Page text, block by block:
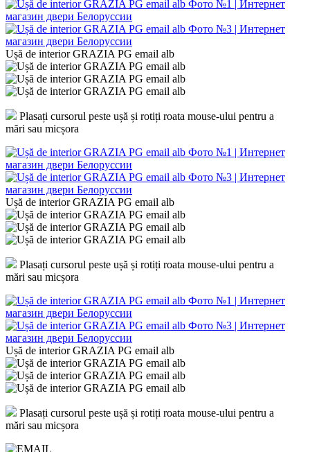
Ușă de interior GRAZIA PG email alb
Plasați cursorul peste ușă și rotiți roata mouse-ului pentru a
mări sau micșora
Ușă de interior GRAZIA PG email alb
Plasați cursorul peste ușă și rotiți roata mouse-ului pentru a
mări sau micșora
Ușă de interior GRAZIA PG email alb
Plasați cursorul peste ușă și rotiți roata mouse-ului pentru a
mări sau micșora